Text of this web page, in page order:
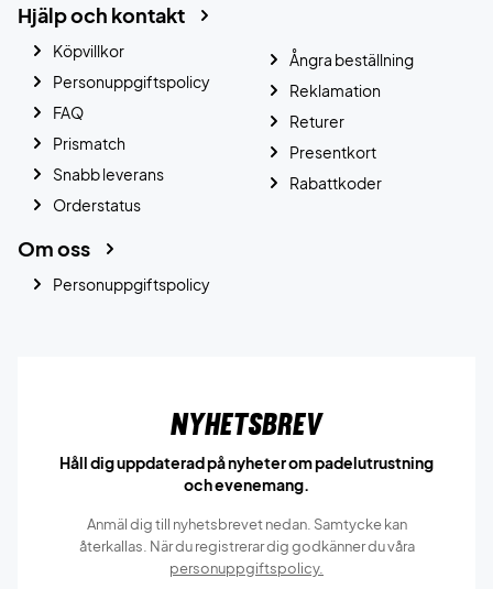
Hjälp och kontakt
Köpvillkor
Personuppgiftspolicy
FAQ
Prismatch
Snabb leverans
Orderstatus
Ångra beställning
Reklamation
Returer
Presentkort
Rabattkoder
Om oss
Personuppgiftspolicy
Nyhetsbrev
Håll dig uppdaterad på nyheter om padelutrustning
och evenemang.
Anmäl dig till nyhetsbrevet nedan. Samtycke kan
återkallas. När du registrerar dig godkänner du våra
personuppgiftspolicy.